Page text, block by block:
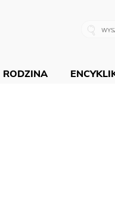
RODZINA